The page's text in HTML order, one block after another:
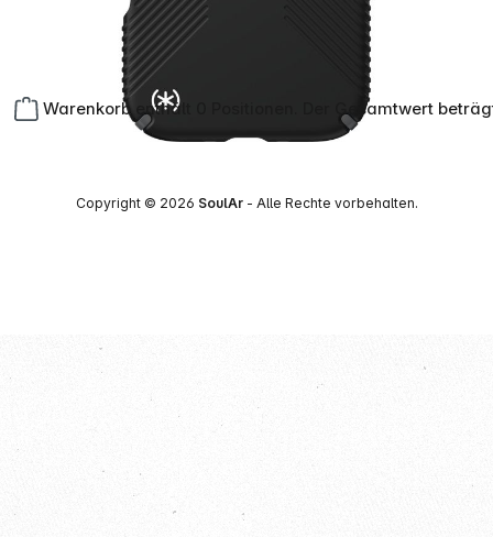
Warenkorb enthält 0 Positionen. Der Gesamtwert
Copyright © 2026 SoulAr- Alle Rechte vorbehalten.